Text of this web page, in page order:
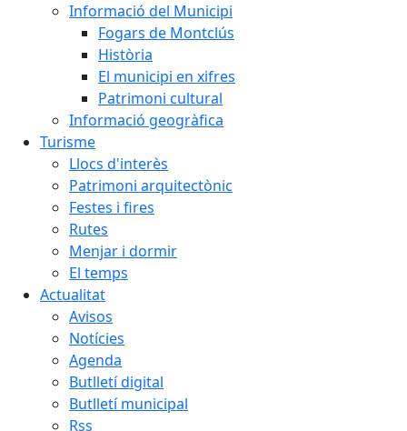
Informació del Municipi
Fogars de Montclús
Història
El municipi en xifres
Patrimoni cultural
Informació geogràfica
Turisme
Llocs d'interès
Patrimoni arquitectònic
Festes i fires
Rutes
Menjar i dormir
El temps
Actualitat
Avisos
Notícies
Agenda
Butlletí digital
Butlletí municipal
Rss